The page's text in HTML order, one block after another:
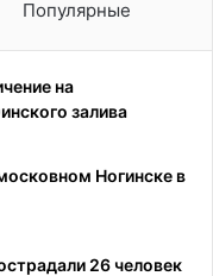
Популярные
на
залива
Ногинске в
26 человек